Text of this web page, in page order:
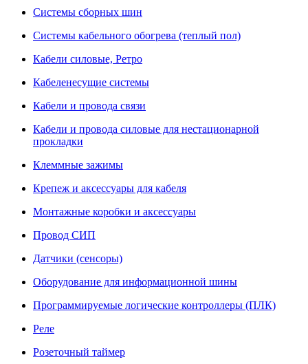
Системы сборных шин
Системы кабельного обогрева (теплый пол)
Кабели силовые, Ретро
Кабеленесущие системы
Кабели и провода связи
Кабели и провода силовые для нестационарной
прокладки
Клеммные зажимы
Крепеж и аксессуары для кабеля
Монтажные коробки и аксессуары
Провод СИП
Датчики (сенсоры)
Оборудование для информационной шины
Программируемые логические контроллеры (ПЛК)
Реле
Розеточный таймер